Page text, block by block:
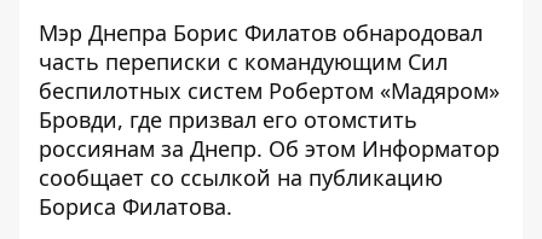
Мэр Днепра Борис Филатов обнародовал
часть переписки с командующим Сил
беспилотных систем Робертом «Мадяром»
Бровди, где призвал его отомстить
россиянам за Днепр. Об этом Информатор
сообщает со ссылкой на публикацию
Бориса Филатова.